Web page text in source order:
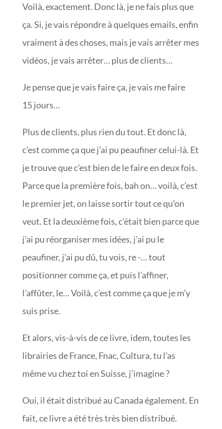
Voilà, exactement. Donc là, je ne fais plus que
ça. Si, je vais répondre à quelques emails, enfin
vraiment à des choses, mais je vais arrêter mes
vidéos, je vais arrêter… plus de clients…
Je pense que je vais faire ça, je vais me faire
15 jours…
Plus de clients, plus rien du tout. Et donc là,
c’est comme ça que j’ai pu peaufiner celui-là. Et
je trouve que c’est bien de le faire en deux fois.
Parce que la première fois, bah on… voilà, c’est
le premier jet, on laisse sortir tout ce qu’on
veut. Et la deuxième fois, c’était bien parce que
j’ai pu réorganiser mes idées, j’ai pu le
peaufiner, j’ai pu dû, tu vois, re -… tout
positionner comme ça, et puis l’affiner,
l’affûter, le… Voilà, c’est comme ça que je m’y
suis prise.
Et alors, vis-à-vis de ce livre, idem, toutes les
librairies de France, Fnac, Cultura, tu l’as
même vu chez toi en Suisse, j’imagine ?
Oui, il était distribué au Canada également. En
fait, ce livre a été très très bien distribué.